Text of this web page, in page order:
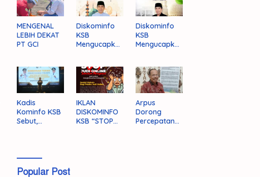
MENGENAL
LEBIH DEKAT
PT GCI
Diskominfo
KSB
Mengucapka
Idul Fitri 1446
H/2025 M
Diskominfo
KSB
Mengucapka
Ibadah Puasa
1446 H/2025
M
Kadis
Kominfo KSB
Sebut,
IKLAN
DISKOMINFO
KSB “STOP
Arpus
Dorong
Percepatan
Popular Post